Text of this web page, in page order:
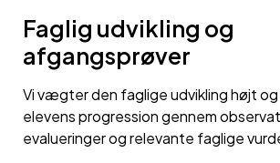
Faglig udvikling og
afgangsprøver
Vi vægter den faglige udvikling højt
elevens progression gennem
evalueringer og relevante faglige